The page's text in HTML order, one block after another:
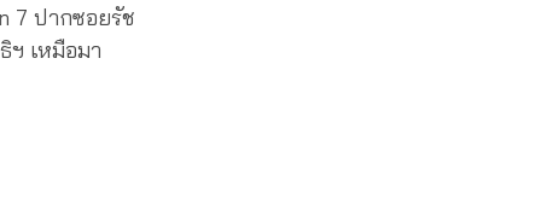
7 ปากซอยรัช
ฯ เหมือมา